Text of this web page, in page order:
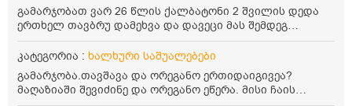
გამარჯობათ ვარ 26 წლის ქალბატონი 2 შვილის დედა
ერთხელ თავბრუ დამეხვა და დავეცი მას შემდეგ
დამეწყო შიშები ვეღარ გავდიოდი გარეთ რადგან ისევ
ასე ცუდად არ გავხდარიყავი ყურის ანთება მქონდა
მეტინდა კიდე მეხვევა თავბრუ გარეთ გასვილისას
სახლში კარგად ვარ როცა ახსენებენ გარეთ წაავალა
კატეგორია : ხალხური საშუალებები
გამარჯობა.თავშავა და ორეგანო ერთიდაიგივეა?
მაღაზიაში შევიძინე და ორეგანო ეწერა. მისი ჩაის